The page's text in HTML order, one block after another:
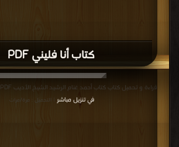
كتاب أنا فليني PDF
قراءة و تحميل كتاب كتاب أحمد غنام الرشيد الشيخ الأديب PDF مجانا | مكتبة >
في تنزيل مباشر | التحميل : مرة/مرات